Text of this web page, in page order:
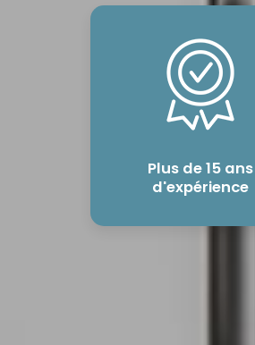
Plus de 15 ans
d'expérience